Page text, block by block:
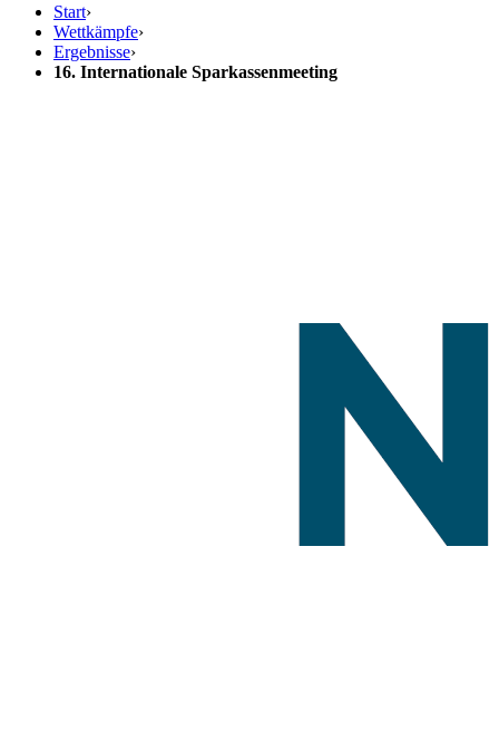
Start›
Wettkämpfe›
Ergebnisse›
16. Internationale Sparkassenmeeting